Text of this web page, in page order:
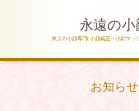
永遠の小
東京の小顔専門( 小顔矯正・小顔マッ
お知らせ